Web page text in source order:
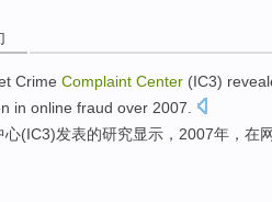
Crime Complaint Center (IC3)
in online fraud over 2007.
心(IC3)发表的研究显示 ，2007年， 在